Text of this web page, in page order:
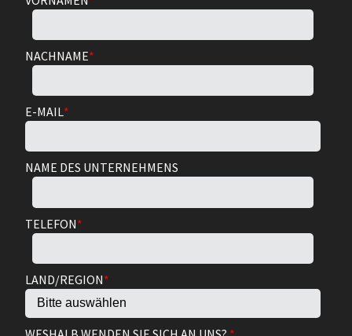
NACHNAME*
E-MAIL*
NAME DES UNTERNEHMENS
TELEFON*
LAND/REGION*